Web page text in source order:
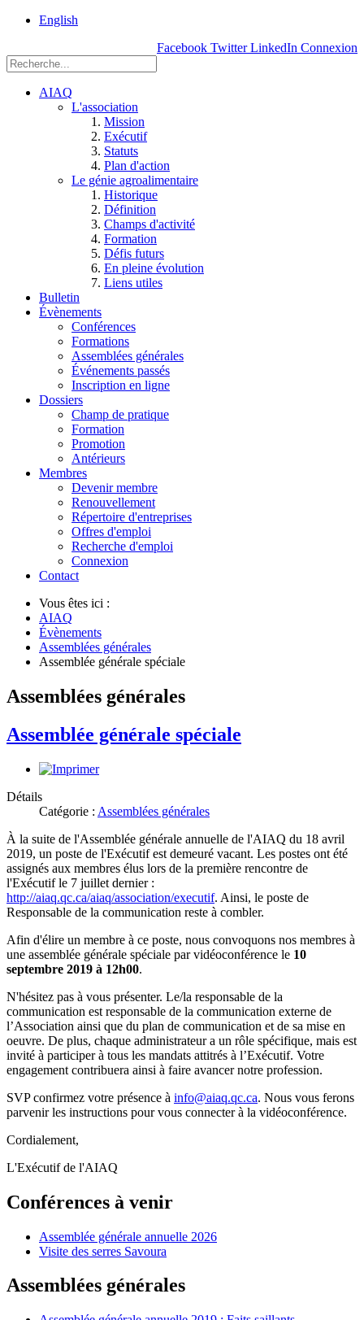
English
Facebook Twitter LinkedIn Connexion
AIAQ
L'association
Mission
Exécutif
Statuts
Plan d'action
Le génie agroalimentaire
Historique
Définition
Champs d'activité
Formation
Défis futurs
En pleine évolution
Liens utiles
Bulletin
Évènements
Conférences
Formations
Assemblées générales
Événements passés
Inscription en ligne
Dossiers
Champ de pratique
Formation
Promotion
Antérieurs
Membres
Devenir membre
Renouvellement
Répertoire d'entreprises
Offres d'emploi
Recherche d'emploi
Connexion
Contact
Vous êtes ici :
AIAQ
Évènements
Assemblées générales
Assemblée générale spéciale
Assemblées générales
Assemblée générale spéciale
Détails
Catégorie : Assemblées générales
À la suite de l'Assemblée générale annuelle de l'AIAQ du 18 avril
2019, un poste de l'Exécutif est demeuré vacant. Les postes ont été
assignés aux membres élus lors de la première rencontre de
l'Exécutif le 7 juillet dernier :
http://aiaq.qc.ca/aiaq/association/executif. Ainsi, le poste de
Responsable de la communication reste à combler.
Afin d'élire un membre à ce poste, nous convoquons nos membres à
une assemblée générale spéciale par vidéoconférence le 10
septembre 2019 à 12h00.
N'hésitez pas à vous présenter. Le/la responsable de la
communication est responsable de la communication externe de
l’Association ainsi que du plan de communication et de sa mise en
oeuvre. De plus, chaque administrateur a un rôle spécifique, mais est
invité à participer à tous les mandats attitrés à l’Exécutif. Votre
engagement contribuera ainsi à faire avancer notre profession.
SVP confirmez votre présence à info@aiaq.qc.ca. Nous vous ferons
parvenir les instructions pour vous connecter à la vidéoconférence.
Cordialement,
L'Exécutif de l'AIAQ
Conférences à venir
Assemblée générale annuelle 2026
Visite des serres Savoura
Assemblées générales
Einstein, Québec
G1P